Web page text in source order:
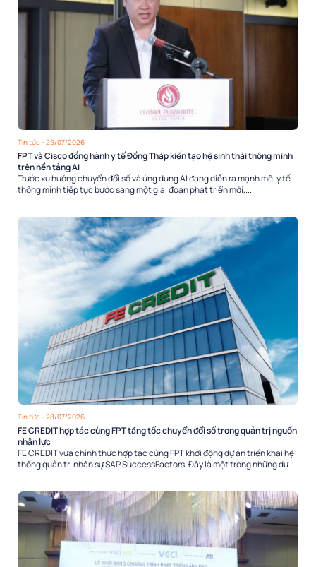
Tin tức - 29/07/2026
FPT và Cisco đồng hành y tế Đồng Tháp kiến tạo hệ sinh thái thông minh
trên nền tảng AI
Trước xu hướng chuyển đổi số và ứng dụng AI đang diễn ra mạnh mẽ, y tế
thông minh tiếp tục bước sang một giai đoạn phát triển mới,...
Tin tức - 28/07/2026
FE CREDIT hợp tác cùng FPT tăng tốc chuyển đổi số trong quản trị nguồn
nhân lực
FE CREDIT vừa chính thức hợp tác cùng FPT khởi động dự án triển khai hệ
thống quản trị nhân sự SAP SuccessFactors. Đây là một trong những dự...